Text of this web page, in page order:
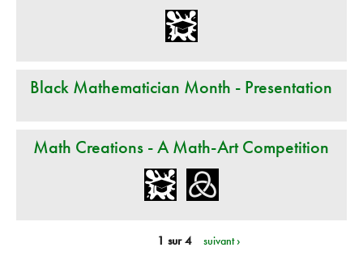
Black Mathematician Month - Presentation
Math Creations - A Math-Art Competition
1 sur 4 suivant ›